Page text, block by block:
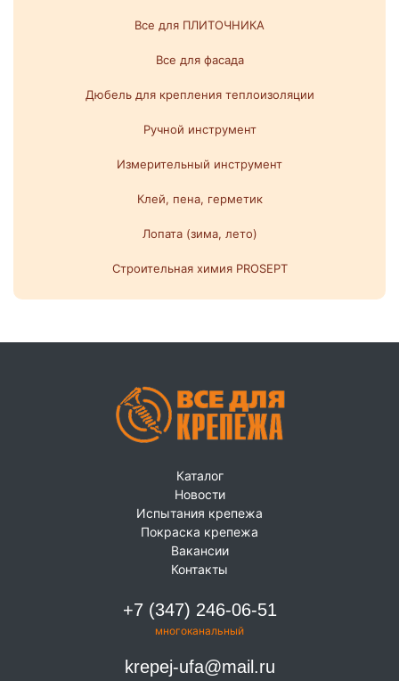
Все для ПЛИТОЧНИКА
Все для фасада
Дюбель для крепления теплоизоляции
Ручной инструмент
Измерительный инструмент
Клей, пена, герметик
Лопата (зима, лето)
Строительная химия PROSEPT
Каталог
Новости
Испытания крепежа
Покраска крепежа
Вакансии
Контакты
+7 (347) 246-06-51
многоканальный
krepej-ufa@mail.ru